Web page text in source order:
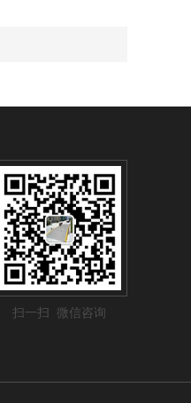
扫一扫 微信咨询